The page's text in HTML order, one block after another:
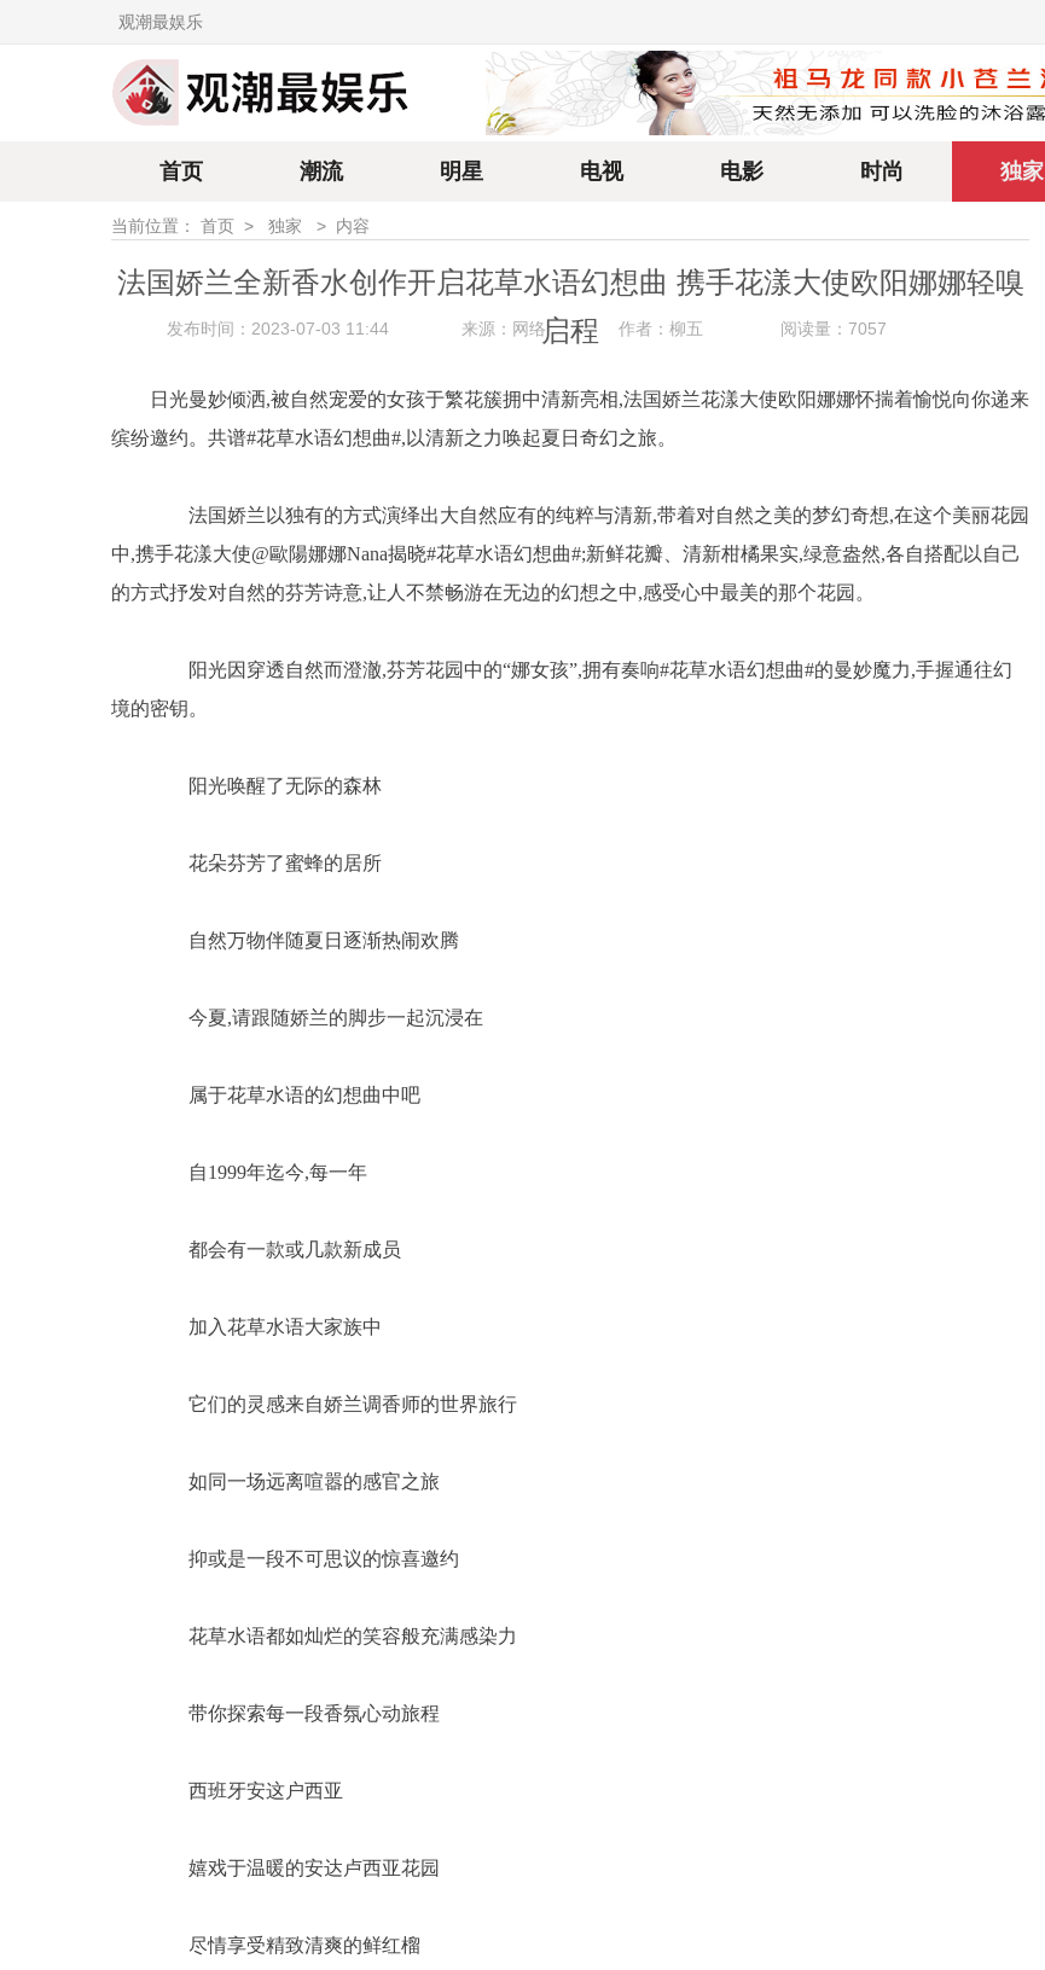
观潮最娱乐
首页 潮流 明星 电视 电影 时尚 独家
当前位置： 首页 > 独家 > 内容
法国娇兰全新香水创作开启花草水语幻想曲 携手花漾大使欧阳娜娜轻嗅
启程
发布时间：2023-07-03 11:44 来源：网络 作者：柳五 阅读量：7057
日光曼妙倾洒,被自然宠爱的女孩于繁花簇拥中清新亮相,法国娇兰花漾大使欧阳娜娜怀揣着愉悦向你递来
缤纷邀约。共谱#花草水语幻想曲#,以清新之力唤起夏日奇幻之旅。
法国娇兰以独有的方式演绎出大自然应有的纯粹与清新,带着对自然之美的梦幻奇想,在这个美丽花园
中,携手花漾大使@歐陽娜娜Nana揭晓#花草水语幻想曲#;新鲜花瓣、清新柑橘果实,绿意盎然,各自搭配以自己
的方式抒发对自然的芬芳诗意,让人不禁畅游在无边的幻想之中,感受心中最美的那个花园。
阳光因穿透自然而澄澈,芬芳花园中的“娜女孩”,拥有奏响#花草水语幻想曲#的曼妙魔力,手握通往幻
境的密钥。
阳光唤醒了无际的森林
花朵芬芳了蜜蜂的居所
自然万物伴随夏日逐渐热闹欢腾
今夏,请跟随娇兰的脚步一起沉浸在
属于花草水语的幻想曲中吧
自1999年迄今,每一年
都会有一款或几款新成员
加入花草水语大家族中
它们的灵感来自娇兰调香师的世界旅行
如同一场远离喧嚣的感官之旅
抑或是一段不可思议的惊喜邀约
花草水语都如灿烂的笑容般充满感染力
带你探索每一段香氛心动旅程
西班牙安这户西亚
嬉戏于温暖的安达卢西亚花园
尽情享受精致清爽的鲜红榴